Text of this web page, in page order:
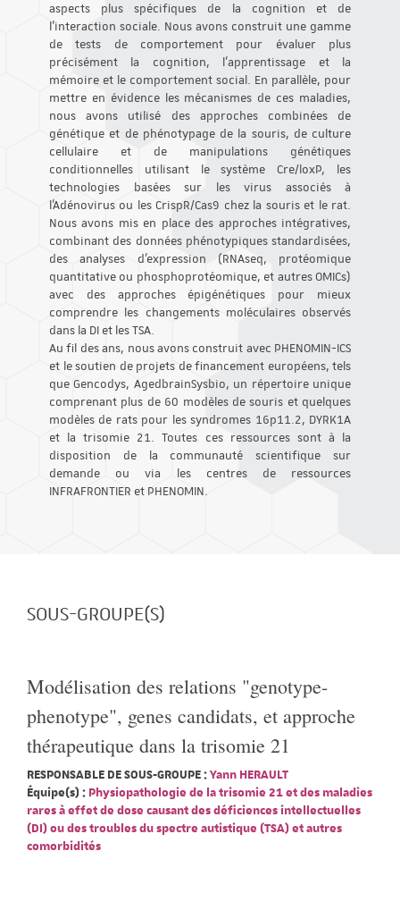
aspects plus spécifiques de la cognition et de
l'interaction sociale. Nous avons construit une gamme
de tests de comportement pour évaluer plus
précisément la cognition, l'apprentissage et la
mémoire et le comportement social. En parallèle, pour
mettre en évidence les mécanismes de ces maladies,
nous avons utilisé des approches combinées de
génétique et de phénotypage de la souris, de culture
cellulaire et de manipulations génétiques
conditionnelles utilisant le système Cre/loxP, les
technologies basées sur les virus associés à
l’Adénovirus ou les CrispR/Cas9 chez la souris et le rat.
Nous avons mis en place des approches intégratives,
combinant des données phénotypiques standardisées,
des analyses d'expression (RNAseq, protéomique
quantitative ou phosphoprotéomique, et autres OMICs)
avec des approches épigénétiques pour mieux
comprendre les changements moléculaires observés
dans la DI et les TSA.
Au fil des ans, nous avons construit avec PHENOMIN-ICS
et le soutien de projets de financement européens, tels
que Gencodys, AgedbrainSysbio, un répertoire unique
comprenant plus de 60 modèles de souris et quelques
modèles de rats pour les syndromes 16p11.2, DYRK1A
et la trisomie 21. Toutes ces ressources sont à la
disposition de la communauté scientifique sur
demande ou via les centres de ressources
INFRAFRONTIER et PHENOMIN.
SOUS-GROUPE(S)
Modélisation des relations "genotype-
phenotype", genes candidats, et approche
thérapeutique dans la trisomie 21
RESPONSABLE DE SOUS-GROUPE :Yann HERAULT
Équipe(s) : Physiopathologie de la trisomie 21 et des maladies
rares à effet de dose causant des déficiences intellectuelles
(DI) ou des troubles du spectre autistique (TSA) et autres
comorbidités